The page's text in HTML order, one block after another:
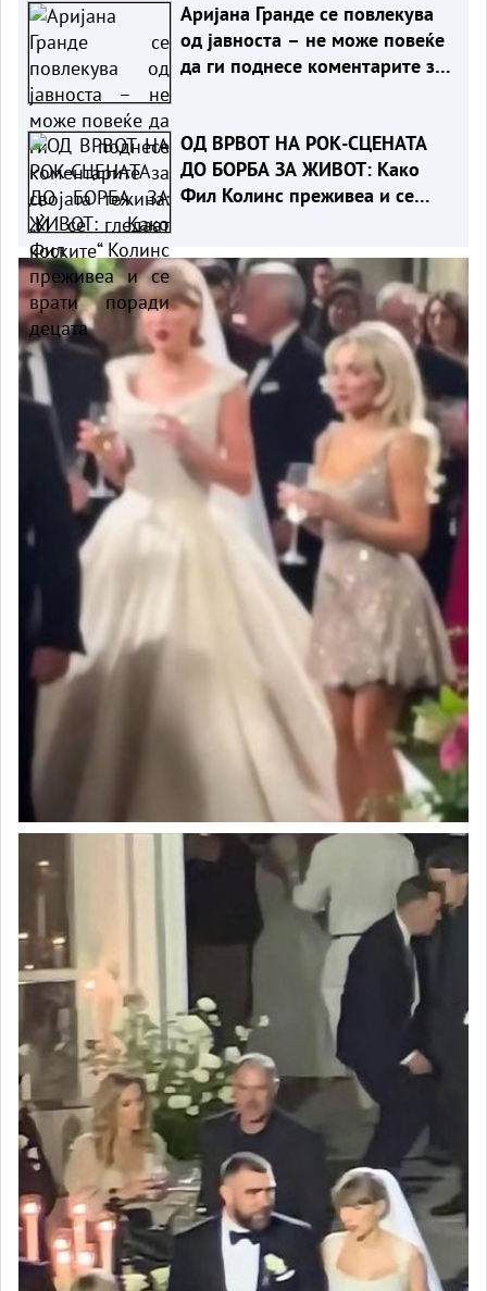
Аријана Гранде се повлекува
од јавноста – не може повеќе
да ги поднесе коментарите за
ОД ВРВОТ НА РОК-СЦЕНАТА
ДО БОРБА ЗА ЖИВОТ: Како
Фил Колинс преживеа и се